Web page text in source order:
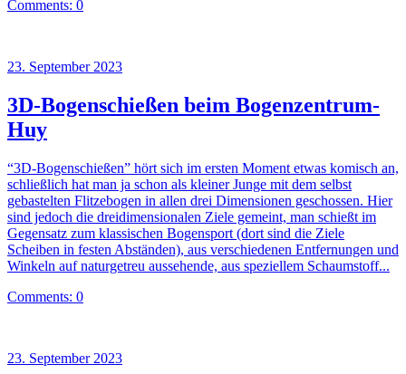
Comments: 0
23. September 2023
3D-Bogenschießen beim Bogenzentrum-
Huy
“3D-Bogenschießen” hört sich im ersten Moment etwas komisch an,
schließlich hat man ja schon als kleiner Junge mit dem selbst
gebastelten Flitzebogen in allen drei Dimensionen geschossen. Hier
sind jedoch die dreidimensionalen Ziele gemeint, man schießt im
Gegensatz zum klassischen Bogensport (dort sind die Ziele
Scheiben in festen Abständen), aus verschiedenen Entfernungen und
Winkeln auf naturgetreu aussehende, aus speziellem Schaumstoff...
Comments: 0
23. September 2023